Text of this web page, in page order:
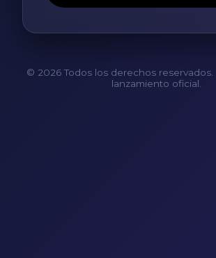
© 2026 Todos los derechos
lanzamiento oficial.